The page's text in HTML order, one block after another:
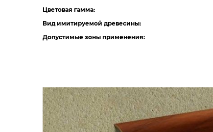
Цветовая гамма:
Вид имитируемой древесины:
Допустимые зоны применения: